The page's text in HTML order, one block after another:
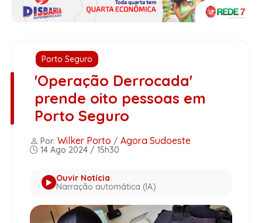
Porto Seguro
'Operação Derrocada'
prende oito pessoas em
Porto Seguro
Por: Wilker Porto / Agora Sudoeste
14 Ago 2024 / 15h30
Ouvir Notícia
Narração automática (IA)